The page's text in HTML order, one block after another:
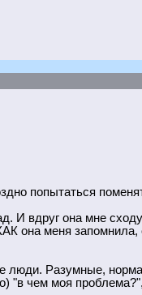
попытаться
И вдруг она мне
она меня запомнила,
люди. Разумные,
"в чем моя